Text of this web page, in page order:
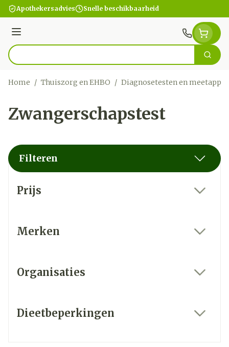
Ga naar de inhoud
Apothekersadvies Snelle beschikbaarheid
Menu
Product, merk, categorie... Zoek
Home / Thuiszorg en EHBO / Diagnosetesten en
Zwangerschapstest
Filteren
Prijs
Merken
Organisaties
Dieetbeperkingen